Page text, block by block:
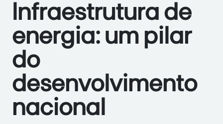
Infraestrutura de
energia: um pilar
do
desenvolvimento
nacional